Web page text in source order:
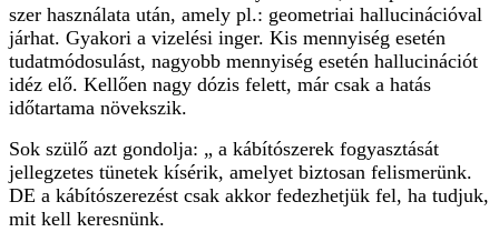
szer használata után, amely pl.: geometriai hallucinációval
járhat. Gyakori a vizelési inger. Kis mennyiség esetén
tudatmódosulást, nagyobb mennyiség esetén hallucinációt
idéz elő. Kellően nagy dózis felett, már csak a hatás
időtartama növekszik.
Sok szülő azt gondolja: „ a kábítószerek fogyasztását
jellegzetes tünetek kísérik, amelyet biztosan felismerünk.
DE a kábítószerezést csak akkor fedezhetjük fel, ha tudjuk,
mit kell keresnünk.